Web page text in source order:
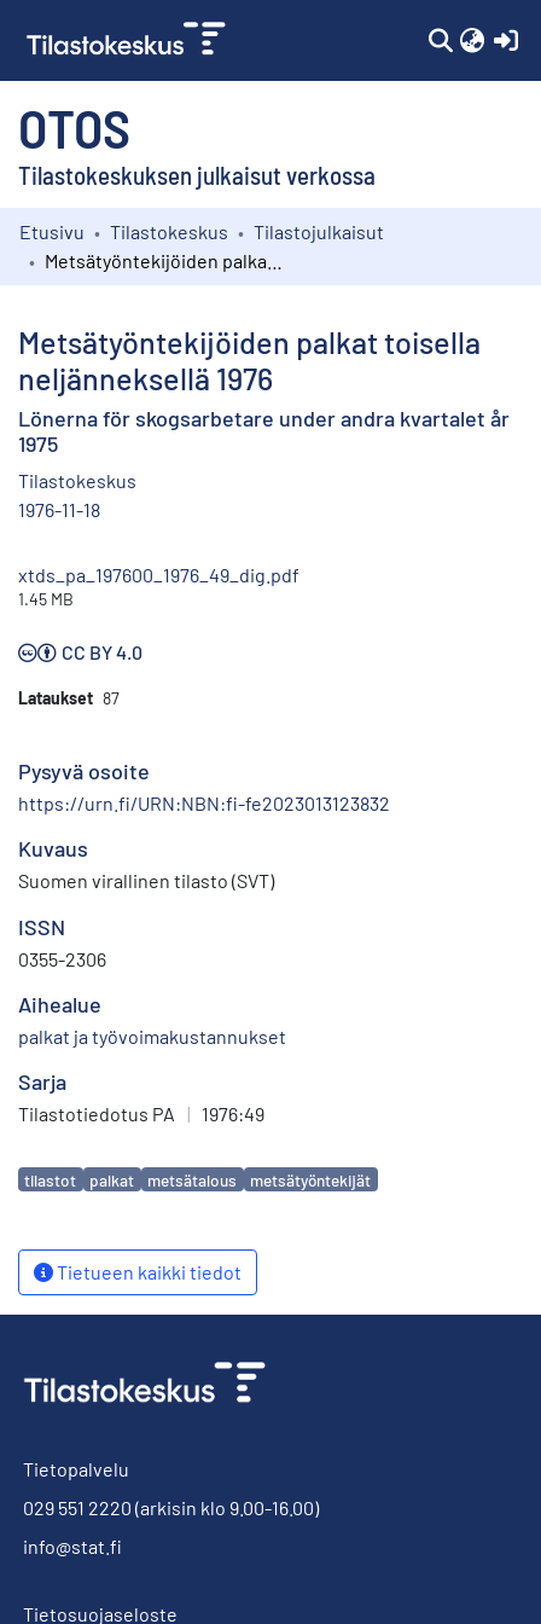
OTOS
Tilastokeskuksen julkaisut verkossa
Kokoelmat
Etusivu Tilastokeskus
Tilastojulkaisut
Metsätyöntekijöiden palkat toisella
neljänneksellä 1976
Lönerna för skogsarbetare under andra kvartalet år
1975
Tilastokeskus
1976-11-18
xtds_pa_197600_1976_49_dig.pdf
1.45 MB
CC BY 4.0
Lataukset 87
Pysyvä osoite
https://urn.fi/URN:NBN:fi-fe2023013123832
Kuvaus
Suomen virallinen tilasto (SVT)
ISSN
0355-2306
Aihealue
palkat ja työvoimakustannukset
Sarja
Tilastotiedotus PA | 1976:49
Avainsanat
tilastot palkat metsätalous metsätyöntekijät
Tietueen kaikki tiedot
Tietopalvelu
029 551 2220 (arkisin klo 9.00-16.00)
info@stat.fi
Tietosuojaseloste